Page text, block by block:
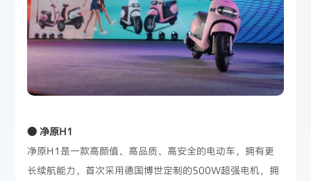
● 净原H1
净原H1是一款高颜值、高品质、高安全的电动车，拥有更
长续航能力，首次采用德国博世定制的500W超强电机，拥